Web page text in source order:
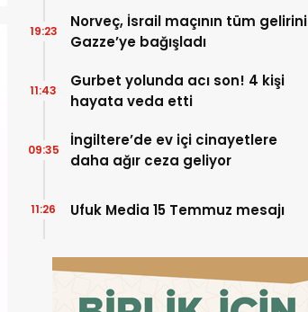
Norveç, İsrail maçının tüm gelirini
Gazze’ye bağışladı
19:23
Gurbet yolunda acı son! 4 kişi
hayata veda etti
11:43
İngiltere’de ev içi cinayetlere
daha ağır ceza geliyor
09:35
Ufuk Media 15 Temmuz mesajı
11:26